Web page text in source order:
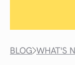
BLOG WHAT'S